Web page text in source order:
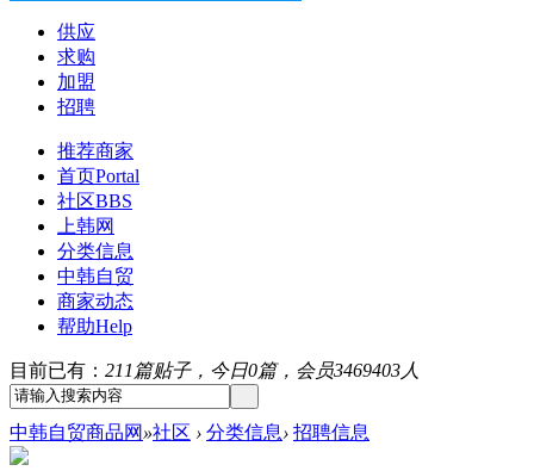
供应
求购
加盟
招聘
推荐商家
首页Portal
社区BBS
上韩网
分类信息
中韩自贸
商家动态
帮助Help
目前已有： 211篇贴子，今日0篇，会员3469403人
中韩自贸商品网 »社区 › 分类信息› 招聘信息